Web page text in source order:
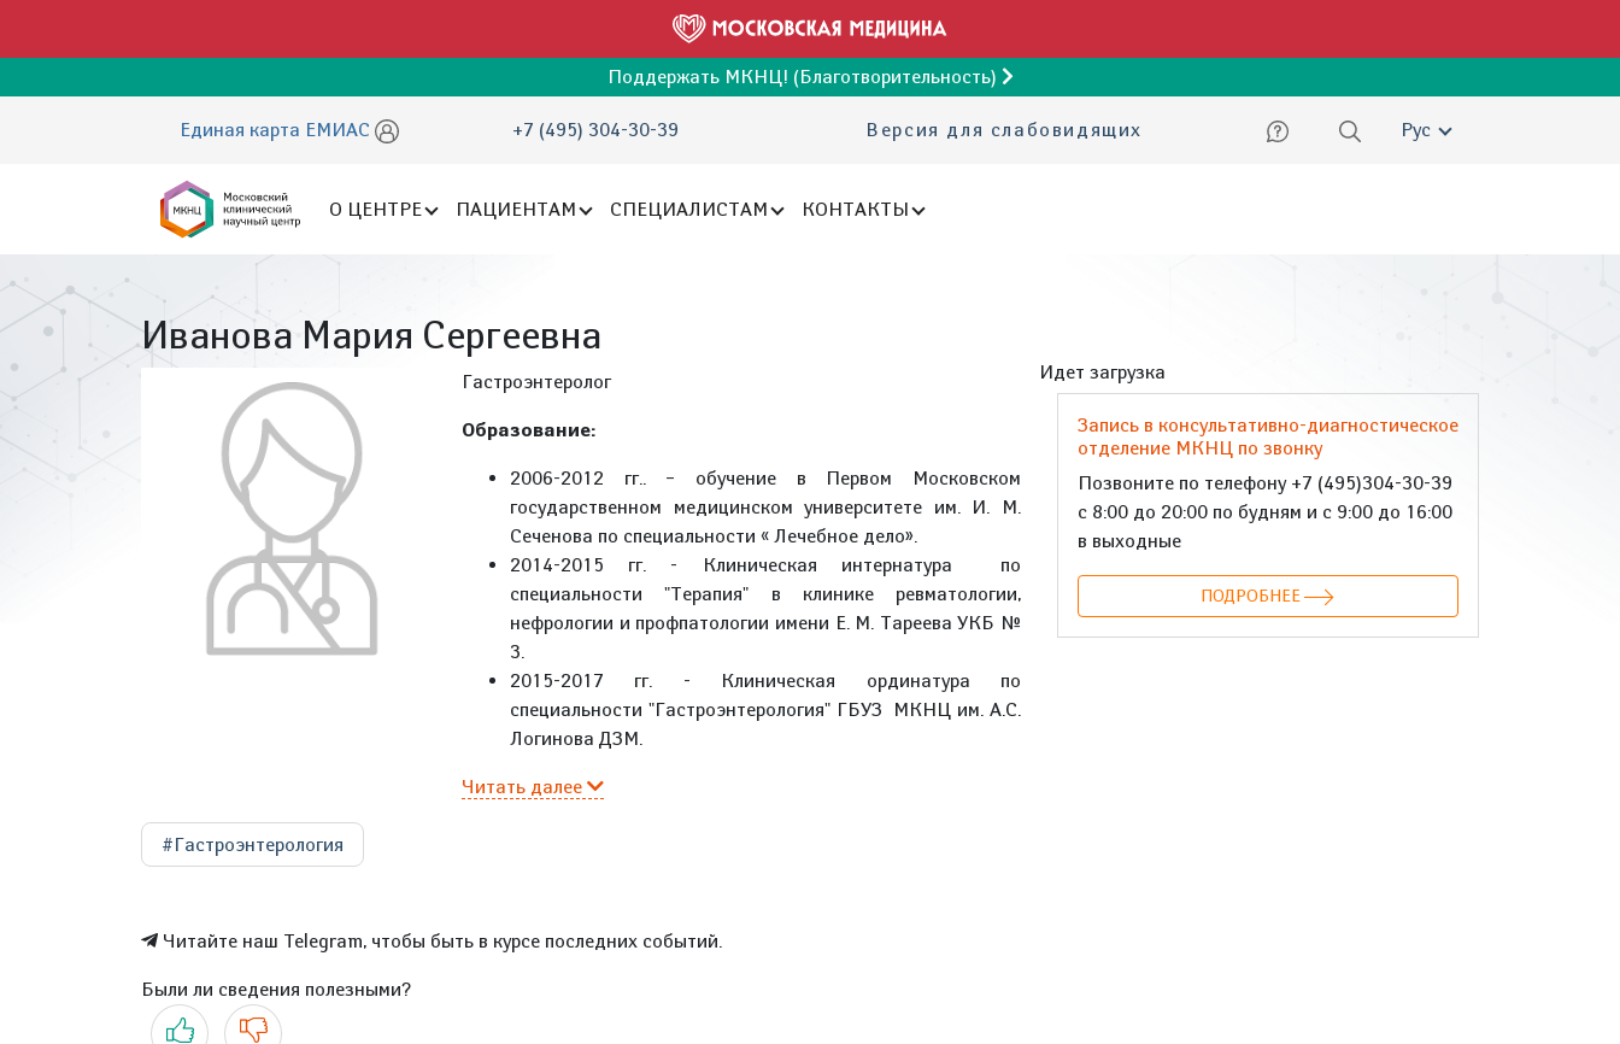
Поддержать МКНЦ! (Благотворительность)
Единая карта ЕМИАС +7 (495) 304-30-39 Версия для слабовидящих Русский
О ЦЕНТРЕ ПАЦИЕНТАМ СПЕЦИАЛИСТАМ КОНТАКТЫ
Иванова Мария Сергеевна
Гастроэнтеролог
Образование:
2006-2012 гг.. – обучение в Первом Московском
государственном медицинском университете им. И. М.
Сеченова по специальности « Лечебное дело».
2014-2015 гг. - Клиническая интернатура по
специальности "Терапия" в клинике ревматологии,
нефрологии и профпатологии имени Е. М. Тареева УКБ №
3.
2015-2017 гг. - Клиническая ординатура по
специальности "Гастроэнтерология" ГБУЗ МКНЦ им. А.С.
Логинова ДЗМ.
Читать далее
#Гастроэнтерология
Читайте наш Telegram, чтобы быть в курсе последних событий.
Были ли сведения полезными?
Да Нет
Идет загрузка
Запись в консультативно-диагностическое
отделение МКНЦ по звонку
Позвоните по телефону +7 (495)304-30-39
с 8:00 до 20:00 по будням и с 9:00 до 16:00
в выходные
ПОДРОБНЕЕ